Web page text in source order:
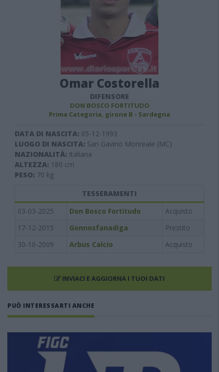
Omar Costorella
DIFENSORE
DON BOSCO FORTITUDO
Prima Categoria, girone B - Sardegna
DATA DI NASCITA: 05-12-1993
LUOGO DI NASCITA: San Gavino Monreale (MC)
NAZIONALITÀ: Italiana
ALTEZZA: 180 cm
PESO: 70 kg
TESSERAMENTI
03-03-2025
Don Bosco Fortitudo
Acquisto
17-12-2015
Gonnosfanadiga
Prestito
30-10-2009
Arbus Calcio Acquisto
INVIACI E AGGIORNA I TUOI DATI
PUÒ INTERESSARTI ANCHE